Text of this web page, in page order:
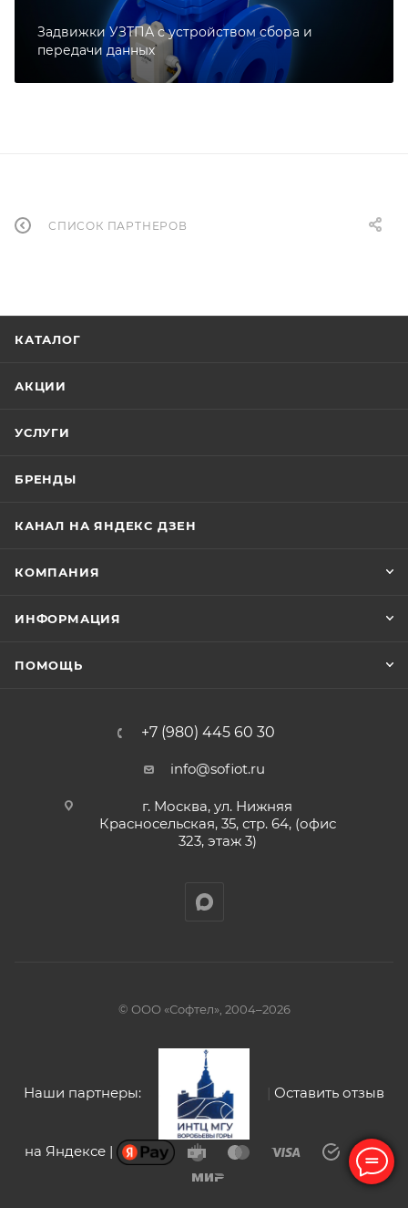
Задвижки УЗТПА с устройством сбора и
передачи данных
СПИСОК ПАРТНЕРОВ
КАТАЛОГ
АКЦИИ
УСЛУГИ
БРЕНДЫ
КАНАЛ НА ЯНДЕКС ДЗЕН
КОМПАНИЯ
ИНФОРМАЦИЯ
ПОМОЩЬ
+7 (980) 445 60 30
info@sofiot.ru
г. Москва, ул. Нижняя
Красносельская, 35, стр. 64, (офис
323, этаж 3)
© ООО «Софтел», 2004–2026
Наши партнеры: | Оставить отзыв
на Яндексе |